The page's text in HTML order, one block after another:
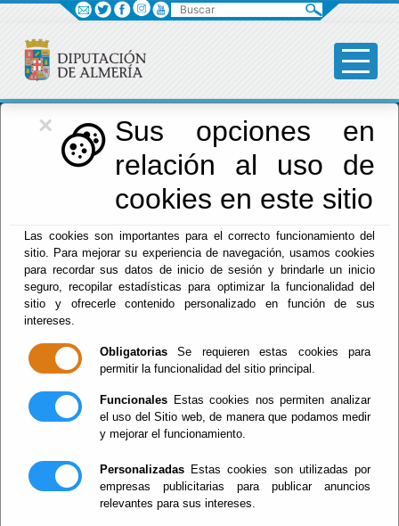
×
Sus opciones en
relación al uso de
cookies en este sitio
Las cookies son importantes para el correcto funcionamiento del
sitio. Para mejorar su experiencia de navegación, usamos cookies
para recordar sus datos de inicio de sesión y brindarle un inicio
seguro, recopilar estadísticas para optimizar la funcionalidad del
sitio y ofrecerle contenido personalizado en función de sus
intereses.
Obligatorias Se requieren estas cookies para
permitir la funcionalidad del sitio principal.
Funcionales Estas cookies nos permiten analizar
el uso del Sitio web, de manera que podamos medir
y mejorar el funcionamiento.
Personalizadas Estas cookies son utilizadas por
empresas publicitarias para publicar anuncios
relevantes para sus intereses.
Diputación
Menú Diputación
Tablón de
anuncios
Diputación
Provincial de
Almería
Buscar